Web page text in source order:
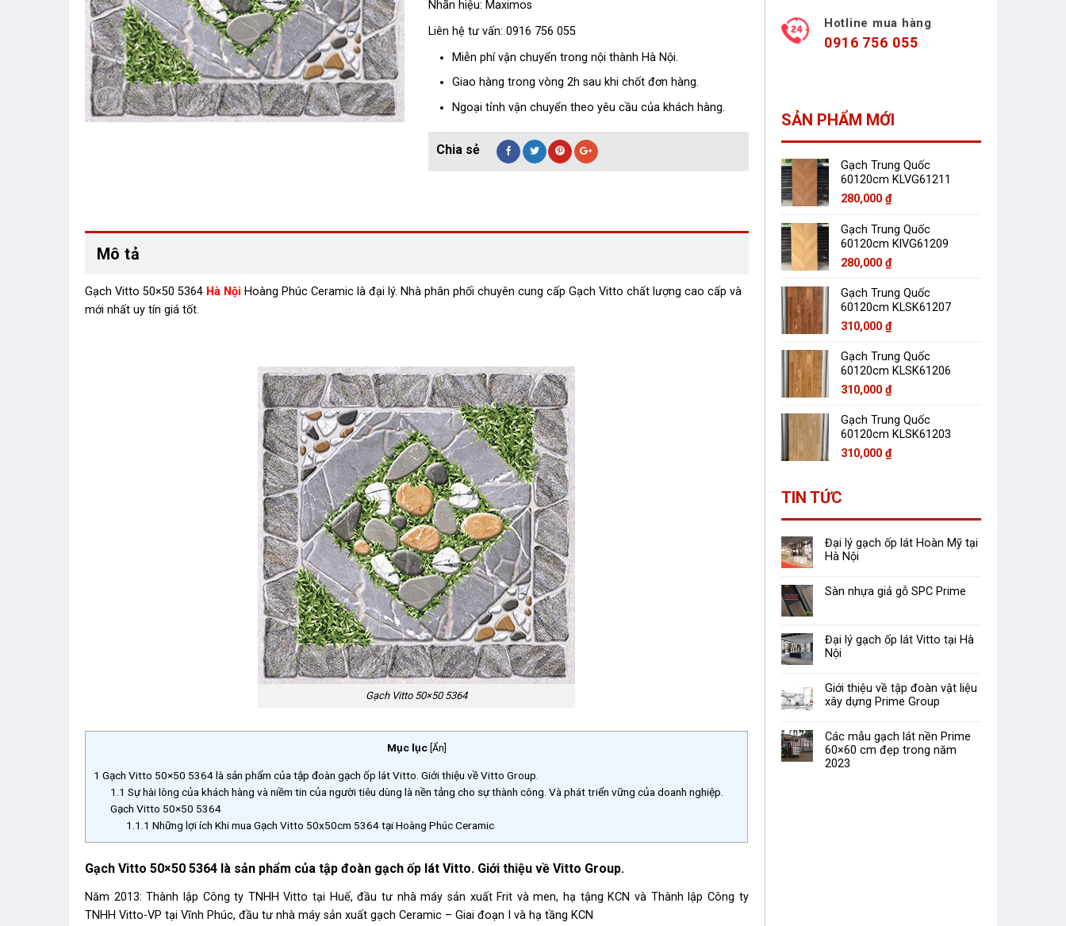
Nhãn hiệu: Maximos
Liên hệ tư vấn: 0916 756 055
Miễn phí vận chuyển trong nội thành Hà Nội.
Giao hàng trong vòng 2h sau khi chốt đơn hàng.
Ngoại tỉnh vận chuyển theo yêu cầu của khách hàng.
Mô tả
Gạch Vitto 50×50 5364 Hà Nội Hoàng Phúc Ceramic là đại lý. Nhà phân phối chuyên cung cấp Gạch Vitto chất lượng cao cấp và
mới nhất uy tín giá tốt.
Gạch Vitto 50×50 5364
Mục lục Ẩn
1 Gạch Vitto 50×50 5364 là sản phẩm của tập đoàn gạch ốp lát Vitto. Giới thiệu về Vitto Group.
1.1 Sự hài lòng của khách hàng và niềm tin của người tiêu dùng là nền tảng cho sự thành công. Và phát triển vững của doanh nghiệp.
Gạch Vitto 50×50 5364
1.1.1 Những lợi ích Khi mua Gạch Vitto 50x50cm 5364 tại Hoàng Phúc Ceramic
Gạch Vitto 50×50 5364 là sản phẩm của tập đoàn gạch ốp lát Vitto. Giới thiệu về Vitto Group.
Năm 2013: Thành lập Công ty TNHH Vitto tại Huế, đầu tư nhà máy sản xuất Frit và men, hạ tậng KCN và Thành lập Công ty
TNHH Vitto-VP tại Vĩnh Phúc, đầu tư nhà máy sản xuất gạch Ceramic – Giai đoạn I và hạ tầng KCN
Hotline mua hàng
0916 756 055
SẢN PHẨM MỚI
Gạch Trung Quốc
60120cm KLVG61211
280,000 ₫
Gạch Trung Quốc
60120cm KlVG61209
280,000 ₫
Gạch Trung Quốc
60120cm KLSK61207
310,000 ₫
Gạch Trung Quốc
60120cm KLSK61206
310,000 ₫
Gạch Trung Quốc
60120cm KLSK61203
310,000 ₫
TIN TỨC
Đại lý gạch ốp lát Hoàn Mỹ tại
Hà Nội
Sàn nhựa giả gỗ SPC Prime
Đại lý gạch ốp lát Vitto tại Hà
Nội
Giới thiệu về tập đoàn vật liệu
xây dựng Prime Group
Các mẫu gạch lát nền Prime
60×60 cm đẹp trong năm
2023